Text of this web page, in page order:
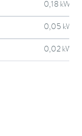
0,18 kW
0,05 kW
0,02 kW